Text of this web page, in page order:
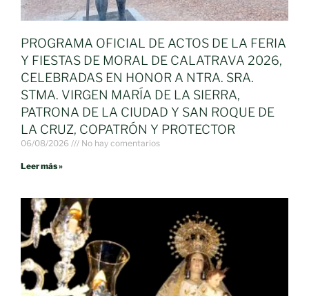
PROGRAMA OFICIAL DE ACTOS DE LA FERIA
Y FIESTAS DE MORAL DE CALATRAVA 2026,
CELEBRADAS EN HONOR A NTRA. SRA.
STMA. VIRGEN MARÍA DE LA SIERRA,
PATRONA DE LA CIUDAD Y SAN ROQUE DE
LA CRUZ, COPATRÓN Y PROTECTOR
06/08/2026 No hay comentarios
Leer más »